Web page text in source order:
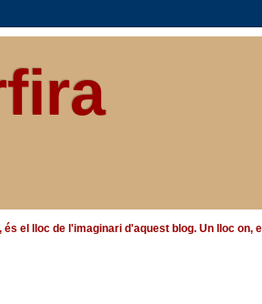
el lloc de l'imaginari d'aquest blog. Un lloc